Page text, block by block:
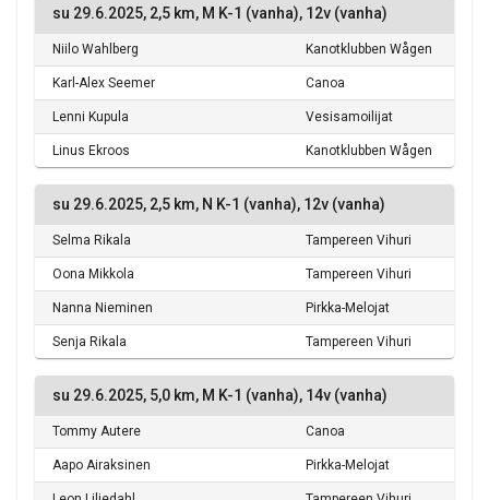
su 29.6.2025, 2,5 km, M K-1 (vanha), 12v (vanha)
Niilo Wahlberg Kanotklubben Wågen
Karl-Alex Seemer Canoa
Lenni Kupula Vesisamoilijat
Linus Ekroos Kanotklubben Wågen
su 29.6.2025, 2,5 km, N K-1 (vanha), 12v (vanha)
Selma Rikala Tampereen Vihuri
Oona Mikkola Tampereen Vihuri
Nanna Nieminen Pirkka-Melojat
Senja Rikala Tampereen Vihuri
su 29.6.2025, 5,0 km, M K-1 (vanha), 14v (vanha)
Tommy Autere Canoa
Aapo Airaksinen Pirkka-Melojat